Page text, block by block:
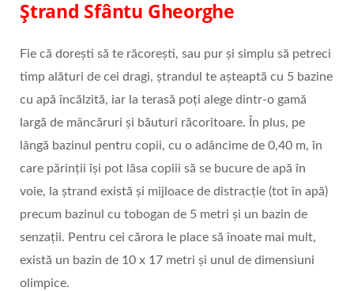
Ștrand Sfântu Gheorghe
Fie că dorești să te răcorești, sau pur și simplu să petreci
timp alături de cei dragi, ștrandul te așteaptă cu 5 bazine
cu apă încălzită, iar la terasă poți alege dintr-o gamă
largă de mâncăruri și băuturi răcoritoare. În plus, pe
lângă bazinul pentru copii, cu o adâncime de 0,40 m, în
care părinții își pot lăsa copiii să se bucure de apă în
voie, la ștrand există și mijloace de distracție (tot în apă)
precum bazinul cu tobogan de 5 metri și un bazin de
senzații. Pentru cei cărora le place să înoate mai mult,
există un bazin de 10 x 17 metri și unul de dimensiuni
olimpice.